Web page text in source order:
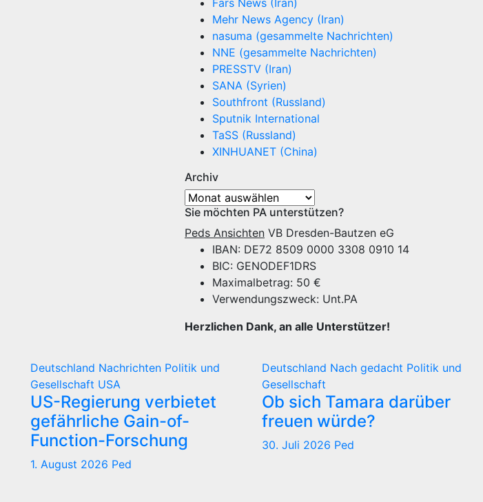
Fars News (Iran)
Mehr News Agency (Iran)
nasuma (gesammelte Nachrichten)
NNE (gesammelte Nachrichten)
PRESSTV (Iran)
SANA (Syrien)
Southfront (Russland)
Sputnik International
TaSS (Russland)
XINHUANET (China)
Archiv
Archiv
Sie möchten PA unterstützen?
Peds Ansichten VB Dresden-Bautzen eG
IBAN: DE72 8509 0000 3308 0910 14
BIC: GENODEF1DRS
Maximalbetrag: 50 €
Verwendungszweck: Unt.PA
Herzlichen Dank, an alle Unterstützer!
Deutschland Nachrichten Politik und
Gesellschaft USA
US-Regierung verbietet
gefährliche Gain-of-
Function-Forschung
1. August 2026 Ped
Deutschland Nach gedacht Politik und
Gesellschaft
Ob sich Tamara darüber
freuen würde?
30. Juli 2026 Ped